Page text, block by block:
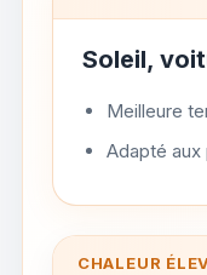
Soleil,
Meilleure
Adapté
CHALEUR